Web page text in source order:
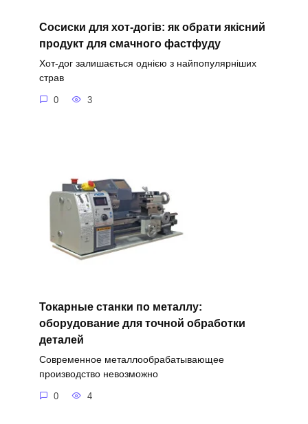
Сосиски для хот-догів: як обрати якісний
продукт для смачного фастфуду
Хот-дог залишається однією з найпопулярніших
страв
0 3
Токарные станки по металлу:
оборудование для точной обработки
деталей
Современное металлообрабатывающее
производство невозможно
0 4